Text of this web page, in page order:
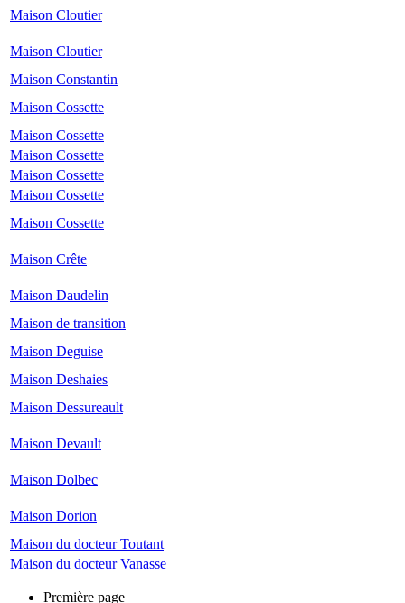
Maison Cloutier
Maison Cloutier
Maison Constantin
Maison Cossette
Maison Cossette
Maison Cossette
Maison Cossette
Maison Cossette
Maison Cossette
Maison Crête
Maison Daudelin
Maison de transition
Maison Deguise
Maison Deshaies
Maison Dessureault
Maison Devault
Maison Dolbec
Maison Dorion
Maison du docteur Toutant
Maison du docteur Vanasse
Première page